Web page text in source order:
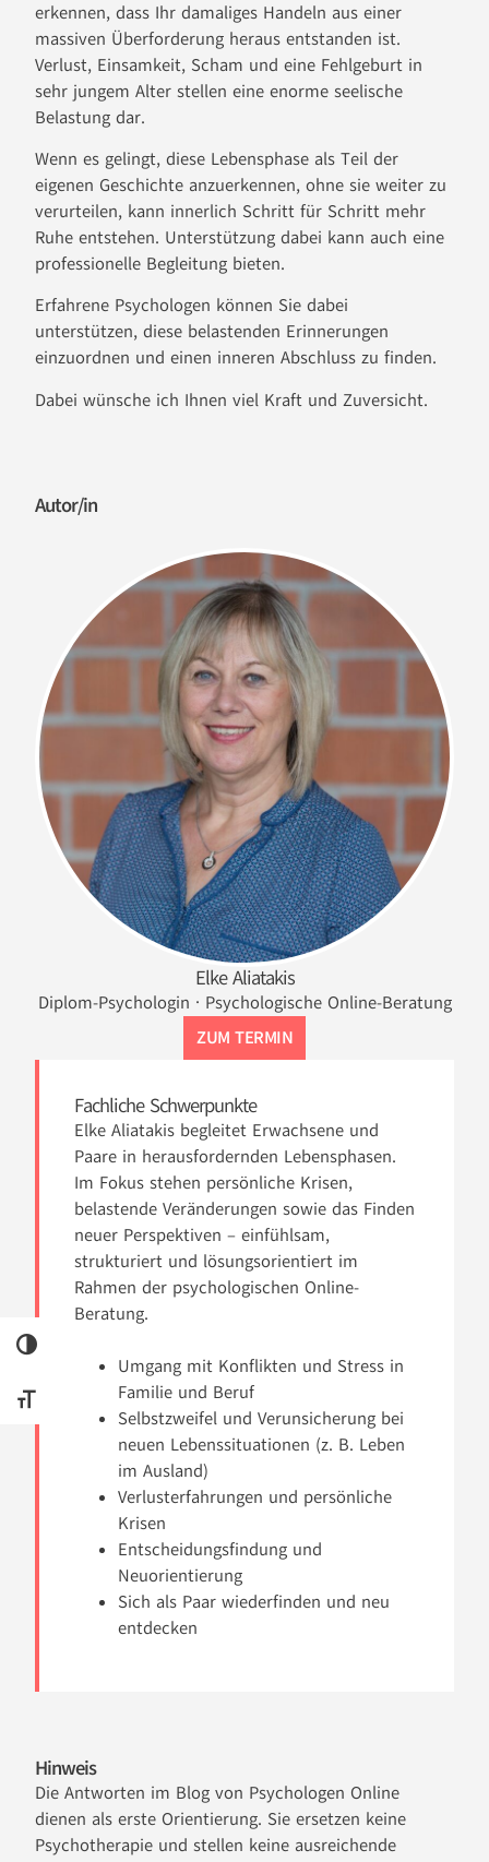
UMSCHALTEN AUF HOHE KONTRASTE
SCHRIFT VERGRÖSSERN
erkennen, dass Ihr damaliges Handeln aus einer
massiven Überforderung heraus entstanden ist.
Verlust, Einsamkeit, Scham und eine Fehlgeburt in
sehr jungem Alter stellen eine enorme seelische
Belastung dar.
Wenn es gelingt, diese Lebensphase als Teil der
eigenen Geschichte anzuerkennen, ohne sie weiter zu
verurteilen, kann innerlich Schritt für Schritt mehr
Ruhe entstehen. Unterstützung dabei kann auch eine
professionelle Begleitung bieten.
Erfahrene Psychologen können Sie dabei
unterstützen, diese belastenden Erinnerungen
einzuordnen und einen inneren Abschluss zu finden.
Dabei wünsche ich Ihnen viel Kraft und Zuversicht.
Autor/in
Elke Aliatakis
Diplom-Psychologin · Psychologische Online-Beratung
ZUM TERMIN
Fachliche Schwerpunkte
Elke Aliatakis begleitet Erwachsene und
Paare in herausfordernden Lebensphasen.
Im Fokus stehen persönliche Krisen,
belastende Veränderungen sowie das Finden
neuer Perspektiven – einfühlsam,
strukturiert und lösungsorientiert im
Rahmen der psychologischen Online-
Beratung.
Umgang mit Konflikten und Stress in
Familie und Beruf
Selbstzweifel und Verunsicherung bei
neuen Lebenssituationen (z. B. Leben
im Ausland)
Verlusterfahrungen und persönliche
Krisen
Entscheidungsfindung und
Neuorientierung
Sich als Paar wiederfinden und neu
entdecken
Hinweis
Die Antworten im Blog von Psychologen Online
dienen als erste Orientierung. Sie ersetzen keine
Psychotherapie und stellen keine ausreichende